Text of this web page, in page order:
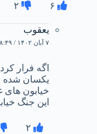
۶ ۲
یعقوب
۷ آبان ۱۴۰۲ / ۸:۴۹ ق٫ظ
اگه فرار
یکسان شده
خیابون
این جنگ
۲